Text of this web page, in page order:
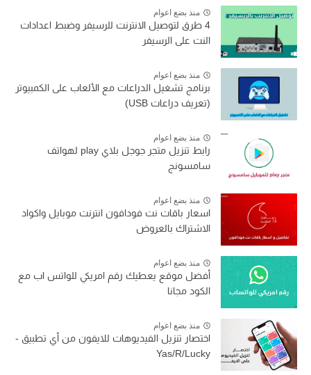
منذ بضع اعوام
4 طرق لتوصيل الانترنت للرسيفر وضبط اعدادات
النت على الرسيفر
منذ بضع اعوام
برنامج تشغيل الدراعات مع الألعاب على الكمبيوتر
(تعريف دراعات USB)
منذ بضع اعوام
رابط تنزيل متجر جوجل بلاي play لهواتف
سامسونج
منذ بضع اعوام
اسعار باقات نت فودافون انترنت موبايل واكواد
الاشتراك بالعروض
منذ بضع اعوام
أفضل موقع يعطيك رقم امريكي للواتس اب مع
الكود مجانا
منذ بضع اعوام
اختصار تنزيل الفيديوهات للايفون من أي تطبيق -
Yas/R/Lucky